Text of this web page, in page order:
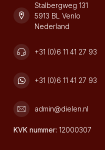
Stalbergweg 131
5913 BL Venlo
Nederland
+31 (0)6 11 41 27 93
+31 (0)6 11 41 27 93
admin@dielen.nl
KVK nummer: 12000307